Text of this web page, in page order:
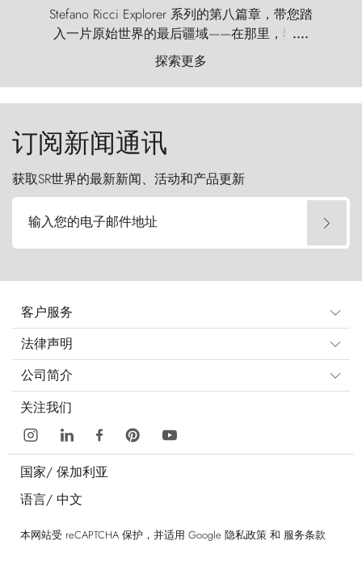
Stefano Ricci Explorer 系列的第八篇章，带您踏
入一片原始世界的最后疆域——在那里，狂风
以远古的怒号雕琢着自然，而百内塔（Torres
del Paine）则宛如石砌的哨兵，傲然向苍穹发
起挑战。
....
探索更多
订阅新闻通讯
获取SR世界的最新新闻、活动和产品更新
输入您的电子邮件地址
客户服务
法律声明
公司简介
关注我们
国家/ 保加利亚
语言/ 中文
本网站受 reCAPTCHA 保护，并适用 Google 隐私政策 和 服务条款